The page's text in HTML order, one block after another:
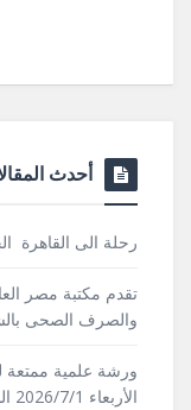
أحدث
رحلة الى القاهرة
تقدم مكتبة مصر
والصرف الصحى
ورشة علمية ممتعة